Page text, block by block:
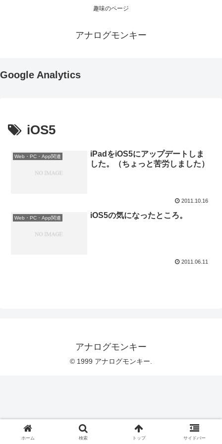
趣味のページ
アナログモンキー
Google Analytics
iOS5
Web・PC・App関連
iPadをiOS5にアップデートしま
した。（ちょっと苦労しました）
2011.10.16
Web・PC・App関連 iOS5の気になったところ。
2011.06.11
アナログモンキー
© 1999 アナログモンキー.
ホーム 検索 トップ サイドバー